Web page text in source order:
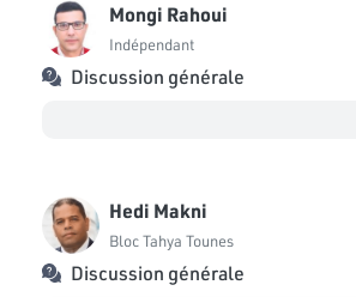
Mongi Rahoui
Indépendant
Discussion générale
Hedi Makni
Bloc Tahya Tounes
Discussion générale